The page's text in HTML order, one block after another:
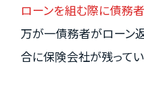
ローンを組む際に債務
万が一債務者がローン
合に保険会社が残ってい